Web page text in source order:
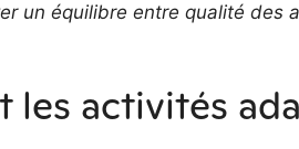
un équilibre entre qualité des
les activités